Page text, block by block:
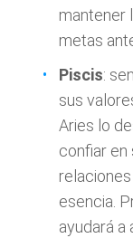
mantener
metas
Piscis:
sus
Aries lo
confiar en
esencia.
ayudará a